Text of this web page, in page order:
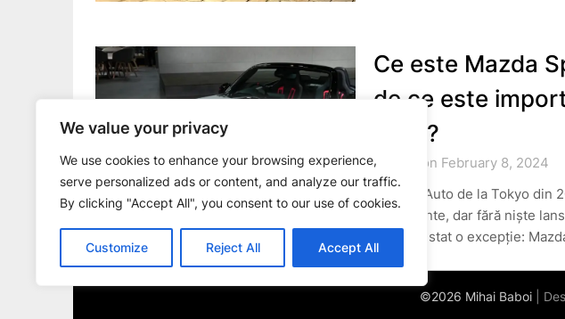
We value your privacy
We use cookies to enhance your browsing experience,
serve personalized ads or content, and analyze our traffic.
By clicking "Accept All", you consent to our use of cookies.
Customize Reject All Accept All
Ce este Mazda
de ce este
mine?
Posted on February 8, 2024
Salonul Auto de la Tokyo din
interesante, dar fără niște
Dar a existat o excepție:
©2026 Mihai Baboi |